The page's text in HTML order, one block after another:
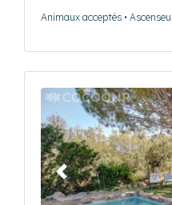
Animaux acceptés •
Précédent